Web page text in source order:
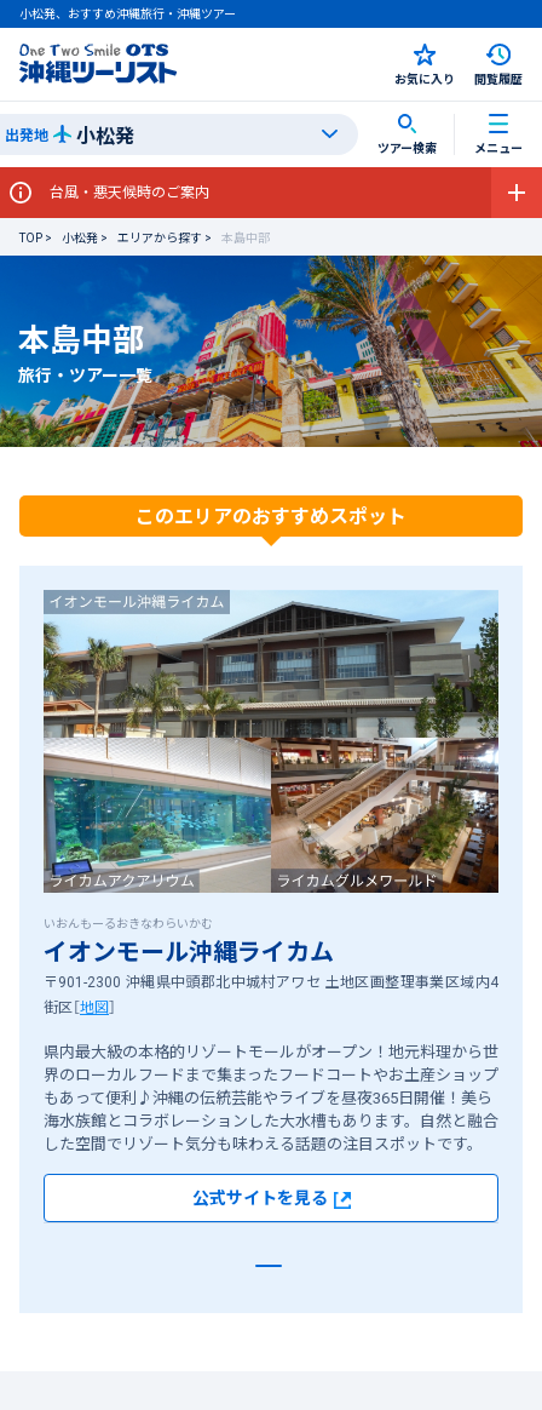
小松発、おすすめ沖縄旅行・沖縄ツアー
お気に入り 閲覧履歴
出発地 小松発 ツアー検索 メニュー
台風・悪天候時のご案内
TOP 小松発 エリアから探す 本島中部
本島中部
旅行・ツアー一覧
このエリアのおすすめスポット
いおんもーるおきなわらいかむ
イオンモール沖縄ライカム
〒901-2300 沖縄県中頭郡北中城村アワセ 土地区画整理事業区域内4
街区［地図］
県内最大級の本格的リゾートモールがオープン！地元料理から世
界のローカルフードまで集まったフードコートやお土産ショップ
もあって便利♪沖縄の伝統芸能やライブを昼夜365日開催！美ら
海水族館とコラボレーションした大水槽もあります。自然と融合
した空間でリゾート気分も味わえる話題の注目スポットです。
公式サイトを見る